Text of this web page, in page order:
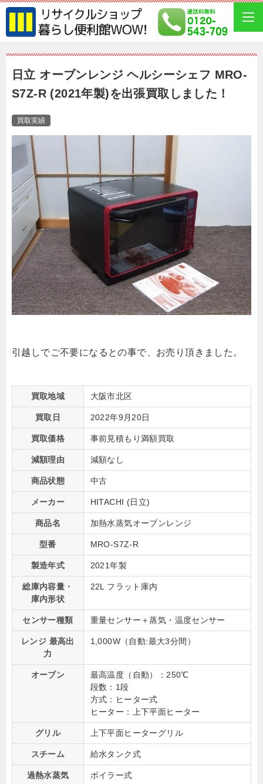
日立 オーブンレンジ ヘルシーシェフ MRO-
S7Z-R (2021年製)を出張買取しました！
買取実績
引越しでご不要になるとの事で、お売り頂きました。
買取地域 大阪市北区
買取日 2022年9月20日
買取価格 事前見積もり満額買取
減額理由 減額なし
商品状態 中古
メーカー HITACHI (日立)
商品名 加熱水蒸気オーブンレンジ
型番 MRO-S7Z-R
製造年式 2021年製
総庫内容量・
庫内形状
22L フラット庫内
センサー種類 重量センサー＋蒸気・温度センサー
レンジ 最高出
力
1,000W（⾃動:最⼤3分間）
オーブン
最高温度（自動）：250℃
段数：1段
方式：ヒーター式
ヒーター：上下平面ヒーター
グリル 上下平面ヒーターグリル
スチーム 給水タンク式
過熱水蒸気 ボイラー式